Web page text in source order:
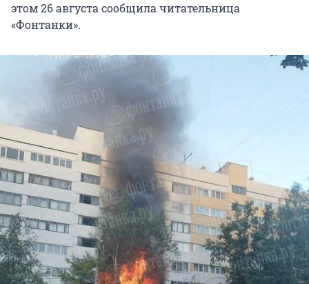
этом 26 августа сообщила читательница
«Фонтанки».